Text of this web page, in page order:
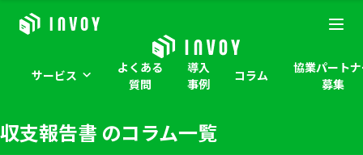
サービス
よくある
質問
導入
事例
コラム
協業パート
募集
収支報告書 のコラム一覧